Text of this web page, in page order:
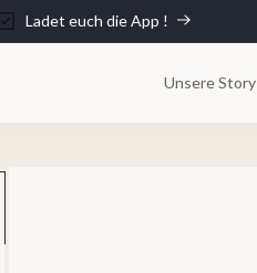
Ladet euch die App !
Unsere Story